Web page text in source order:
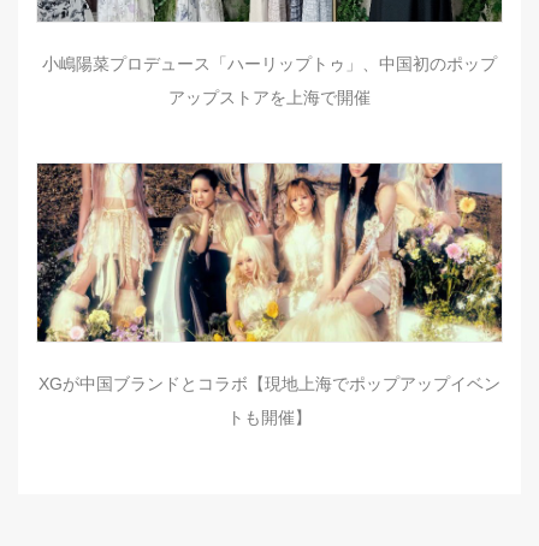
小嶋陽菜プロデュース「ハーリップトゥ」、中国初のポップ
アップストアを上海で開催
XGが中国ブランドとコラボ【現地上海でポップアップイベン
トも開催】